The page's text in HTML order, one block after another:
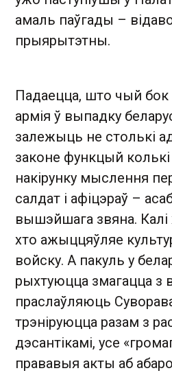
амаль паўгады –
прыярытэтны.
Падаецца, што чый бок
армія ў выпадку
залежыць не столькі
законе функцый колькі
накірунку мыслення
салдат і афіцэраў –
вышэйшага звяна. Калі
хто ажыццяўляе
войску. А пакуль у
рыхтуюцца змагацца з
праслаўляюць
трэніруюцца разам з
дэсантікамі, усе
прававыя акты аб